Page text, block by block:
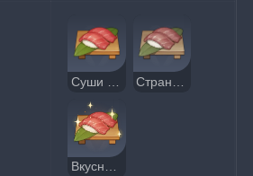
Вкусные суши с тунцом